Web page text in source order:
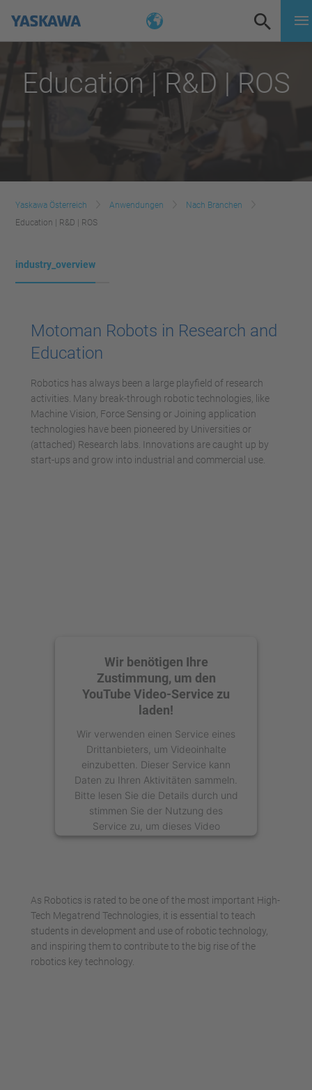
Education | R&D | ROS
Yaskawa Österreich Anwendungen
Nach Branchen
Education | R&D | ROS
industry_overview
Motoman Robots in Research and
Education
Robotics has always been a large playfield of research
activities. Many break-through robotic technologies, like
Machine Vision, Force Sensing or Joining application
technologies have been pioneered by Universities or
(attached) Research labs. Innovations are caught up by
start-ups and grow into industrial and commercial use.
Wir benötigen Ihre
Zustimmung, um den
YouTube Video-Service zu
laden!
Wir verwenden einen Service eines
Drittanbieters, um Videoinhalte
einzubetten. Dieser Service kann
Daten zu Ihren Aktivitäten sammeln.
Bitte lesen Sie die Details durch und
stimmen Sie der Nutzung des
Service zu, um dieses Video
anzusehen.
Akzeptieren
powered by
Usercentrics Consent
As Robotics is rated to be one of the most important High-
Tech Megatrend Technologies, it is essential to teach
students in development and use of robotic technology,
and inspiring them to contribute to the big rise of the
robotics key technology.